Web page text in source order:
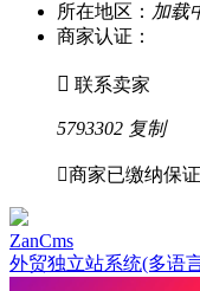
所在地区： 加载
商家认证：
 联系卖家
5793302 复制
商家已缴纳保
ZanCms
外贸独立站系统(多语